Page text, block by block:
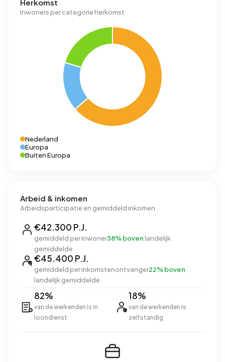
Herkomst
Inwoners per categorie herkomst
Nederland
Europa
Buiten Europa
Arbeid & inkomen
Arbeidsparticipatie en gemiddeld inkomen
€42.300 P.J.
gemiddeld per inwoner38% bovenlandelijk
gemiddelde
€45.400 P.J.
gemiddeld per inkomstenontvanger22% boven
landelijk gemiddelde
82%
van de werkenden is in
loondienst
18%
van de werkenden is
zelfstandig